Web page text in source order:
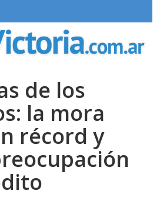
de los
la mora
récord y